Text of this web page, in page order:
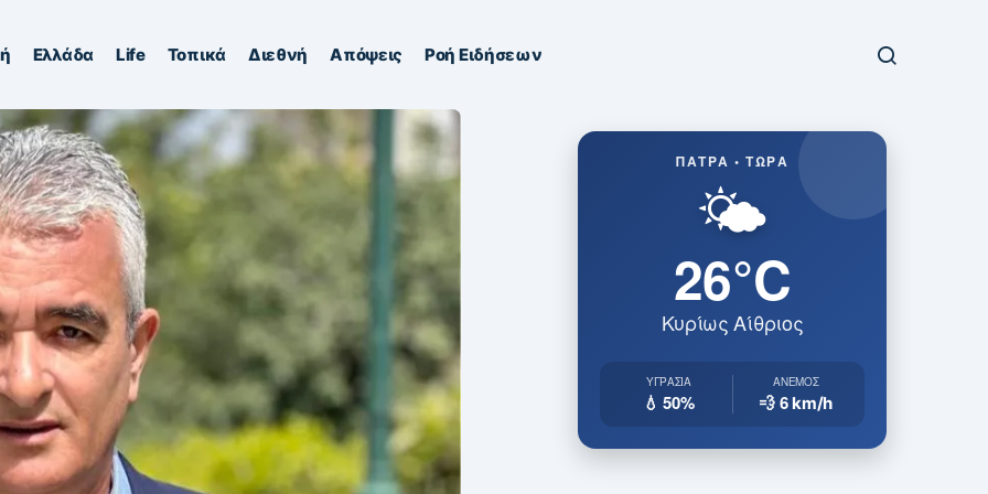
Ελλάδα Life Τοπικά Διεθνή Απόψεις Ροή Ειδήσεων
ΠΆΤΡΑ • ΤΏΡΑ
🌤️
26°C
Κυρίως Αίθριος
ΥΓΡΑΣΊΑ
💧 50%
ΆΝΕΜΟΣ
💨 6km/h